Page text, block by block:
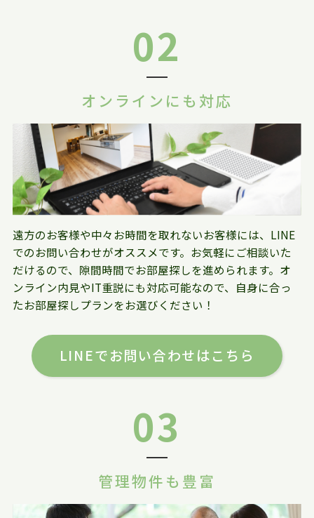
02
オンラインにも対応
遠方のお客様や中々お時間を取れないお客様には、LINE
でのお問い合わせがオススメです。お気軽にご相談いた
だけるので、隙間時間でお部屋探しを進められます。オ
ンライン内見やIT重説にも対応可能なので、自身に合っ
たお部屋探しプランをお選びください！
LINEでお問い合わせはこちら
03
管理物件も豊富